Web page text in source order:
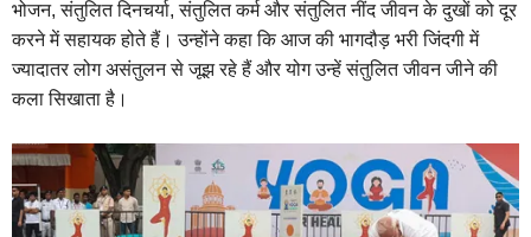
भोजन, संतुलित दिनचर्या, संतुलित कर्म और संतुलित नींद जीवन के दुखों को दूर
करने में सहायक होते हैं। उन्होंने कहा कि आज की भागदौड़ भरी जिंदगी में
ज्यादातर लोग असंतुलन से जूझ रहे हैं और योग उन्हें संतुलित जीवन जीने की
कला सिखाता है।